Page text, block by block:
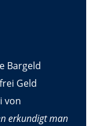
Bargeld
Geld
von
erkundigt man